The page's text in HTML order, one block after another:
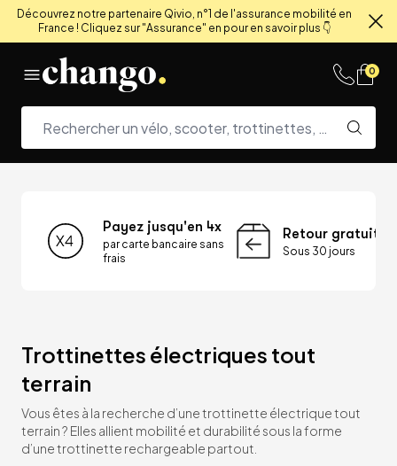
Découvrez notre partenaire Qivio, n°1 de l'assurance mobilité en
France ! Cliquez sur "Assurance" en pour en savoir plus 👇
0
Payez jusqu'en 4x
par carte bancaire sans
frais
Retour gratuit
Sous 30 jours
Trottinettes électriques tout
terrain
Vous êtes à la recherche d’une trottinette électrique tout
terrain ? Elles allient mobilité et durabilité sous la forme
d’une trottinette rechargeable partout.